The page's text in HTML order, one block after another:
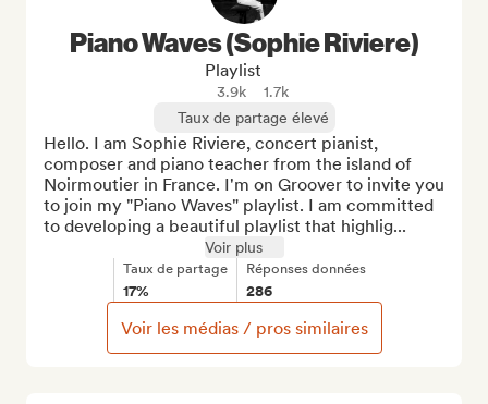
Piano Waves (Sophie Riviere)
Playlist
3.9k
1.7k
Taux de partage élevé
Hello. I am Sophie Riviere, concert pianist,
composer and piano teacher from the island of
Noirmoutier in France. I'm on Groover to invite you
to join my "Piano Waves" playlist. I am committed
to developing a beautiful playlist that highlig...
Voir plus
Taux de partage
17%
Réponses données
286
Voir les médias / pros similaires